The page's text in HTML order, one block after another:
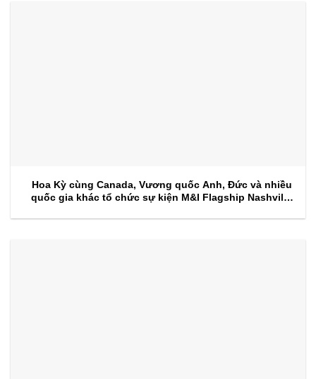
Hoa Kỳ cùng Canada, Vương quốc Anh, Đức và nhiều
quốc gia khác tổ chức sự kiện M&I Flagship Nashville